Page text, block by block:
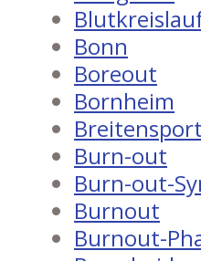
Bonn
Boreout
Bornheim
Breitensport
Burn-out
Burn-out-
Burnout
Burnout-